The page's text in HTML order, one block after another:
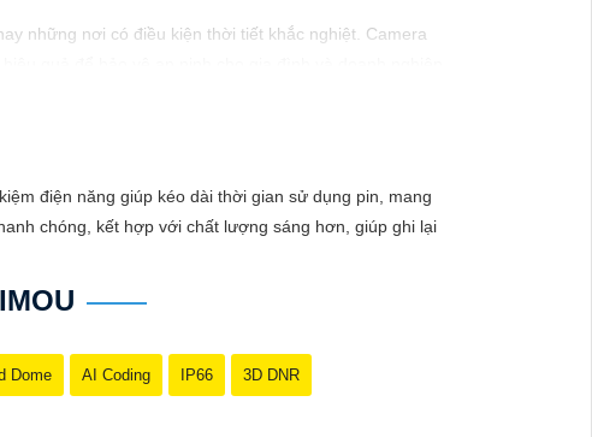
những nơi có điều kiện thời tiết khắc nghiệt. Camera
điện năng giúp kéo dài thời gian sử dụng pin, mang
chóng, kết hợp với chất lượng sáng hơn, giúp ghi lại
Dome AI Coding IP66 3D DNR